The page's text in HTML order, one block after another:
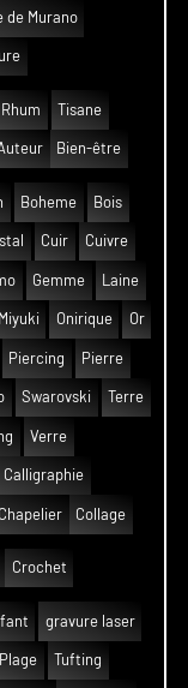
de Murano
Rhum Tisane
Bien-être
Boheme Bois
Cuir Cuivre
Gemme Laine
Miyuki Onirique Or
Piercing Pierre
Swarovski Terre
Verre
Calligraphie
Chapelier Collage
Crochet
gravure laser
Plage Tufting